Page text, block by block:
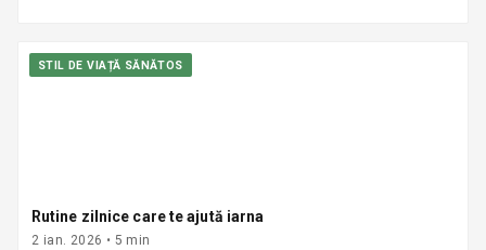
STIL DE VIAȚĂ SĂNĂTOS
Rutine zilnice care te ajută iarna
2 ian. 2026 • 5 min